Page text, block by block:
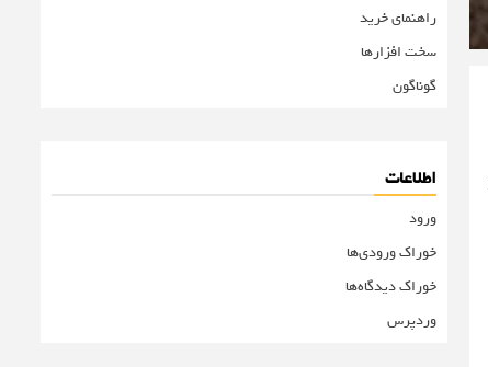
راهنمای خرید
سخت افزارها
گوناگون
اطلاعات
ورود
خوراک ورودی‌ها
خوراک دیدگاه‌ها
وردپرس